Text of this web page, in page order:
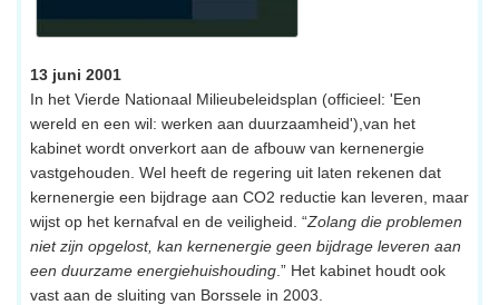
13 juni 2001
In het Vierde Nationaal Milieubeleidsplan (officieel: 'Een
wereld en een wil: werken aan duurzaamheid'),van het
kabinet wordt onverkort aan de afbouw van kernenergie
vastgehouden. Wel heeft de regering uit laten rekenen dat
kernenergie een bijdrage aan CO2 reductie kan leveren, maar
wijst op het kernafval en de veiligheid. “Zolang die problemen
niet zijn opgelost, kan kernenergie geen bijdrage leveren aan
een duurzame energiehuishouding .” Het kabinet houdt ook
vast aan de sluiting van Borssele in 2003.